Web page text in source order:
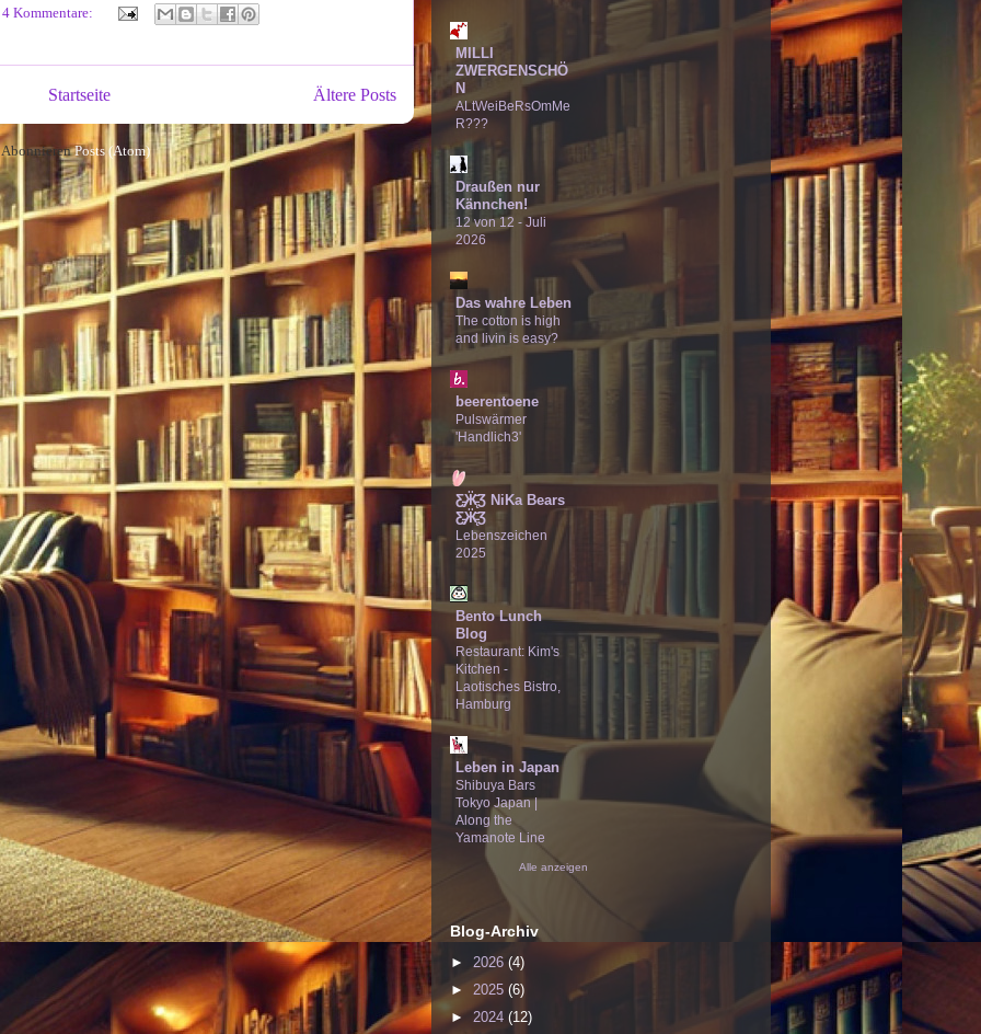
4 Kommentare:
Ältere Posts
Startseite
AbonnierenPosts (Atom)
MILLI
ZWERGENSCHÖ
N
ALtWeiBeRsOmMe
R???
Draußen nur
Kännchen!
12 von 12 - Juli
2026
Das wahre Leben
The cotton is high
and livin is easy?
beerentoene
Pulswärmer
'Handlich3'
Ƹ̵̡Ӝ̵̨̄Ʒ NiKa Bears
Ƹ̵̡Ӝ̵̨̄Ʒ
Lebenszeichen
2025
Bento Lunch
Blog
Restaurant: Kim's
Kitchen -
Laotisches Bistro,
Hamburg
Leben in Japan
Shibuya Bars
Tokyo Japan |
Along the
Yamanote Line
Alle anzeigen
Blog-Archiv
► 2026 (4)
► 2025 (6)
► 2024 (12)